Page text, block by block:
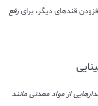
قندهای دیگر، برایرفع